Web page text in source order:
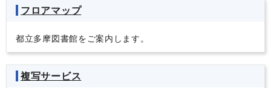
フロアマップ
都立多摩図書館をご案内します。
複写サービス